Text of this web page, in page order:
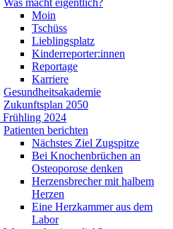
Was macht eigentlich?
Moin
Tschüss
Lieblingsplatz
Kinderreporter:innen
Reportage
Karriere
Gesundheitsakademie
Zukunftsplan 2050
2024
Patienten berichten
Nächstes Ziel Zugspitze
Bei Knochenbrüchen an
Osteoporose denken
Herzensbrecher mit halbem
Herzen
Eine Herzkammer aus dem
Labor